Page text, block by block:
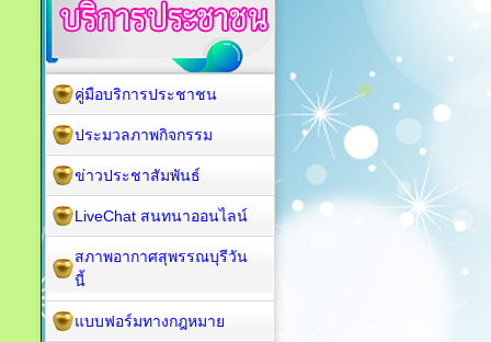
คู่มือบริการประชาชน
ประมวลภาพกิจกรรม
ข่าวประชาสัมพันธ์
LiveChat สนทนาออนไลน์
สภาพอากาศสุพรรณบุรีวัน
นี้
แบบฟอร์มทางกฎหมาย